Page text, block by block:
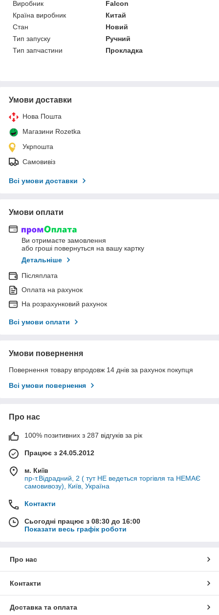
Виробник
Falcon
Країна виробник
Китай
Стан
Новий
Тип запуску
Ручний
Тип запчастини
Прокладка
Умови доставки
Нова Пошта
Магазини Rozetka
Укрпошта
Самовивіз
Всі умови доставки
Умови оплати
Ви отримаєте замовлення
або гроші повернуться на вашу картку
Детальніше
Післяплата
Оплата на рахунок
На розрахунковий рахунок
Всі умови оплати
Умови повернення
Повернення товару впродовж 14 днів за рахунок покупця
Всі умови повернення
Про нас
100% позитивних з 287 відгуків за рік
Працює з 24.05.2012
м. Київ
пр-т.Відрадний, 2 ( тут НЕ ведеться торгівля та НЕМАЄ
самовивозу), Київ, Україна
Контакти
Сьогодні працює з 08:30 до 16:00
Показати весь графік роботи
Про нас
Контакти
Доставка та оплата